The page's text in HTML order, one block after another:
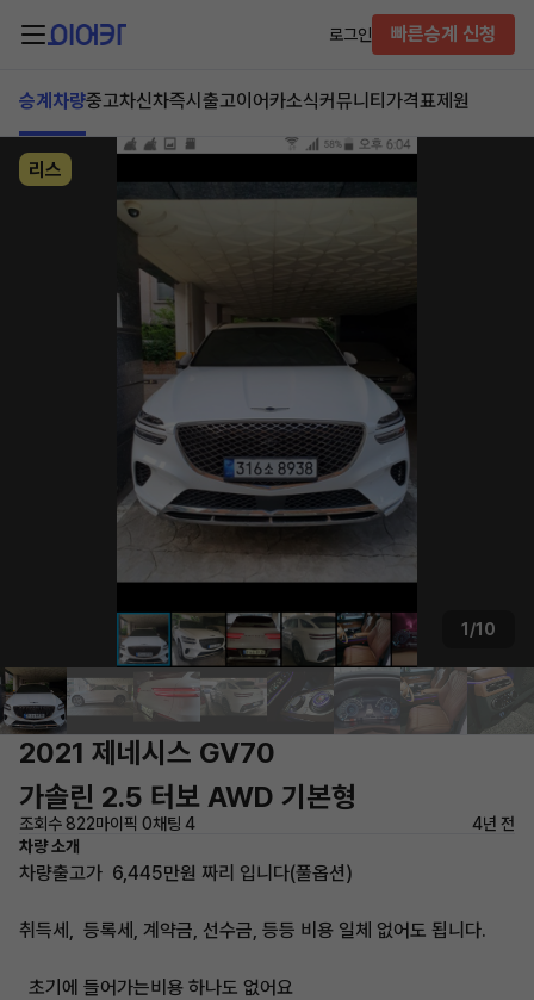
로그인 빠른승계 신청
승계차량중고차신차즉시출고이어카소식커뮤니티 가격표제원
리스
1/10
2021 제네시스 GV70
가솔린 2.5 터보 AWD 기본형
조회수 822마이픽 0채팅 4
4년 전
차량 소개
차량출고가 6,445만원 짜리 입니다(풀옵션)
취득세, 등록세, 계약금, 선수금, 등등 비용 일체 없어도 됩니다.
초기에 들어가는비용 하나도 없어요